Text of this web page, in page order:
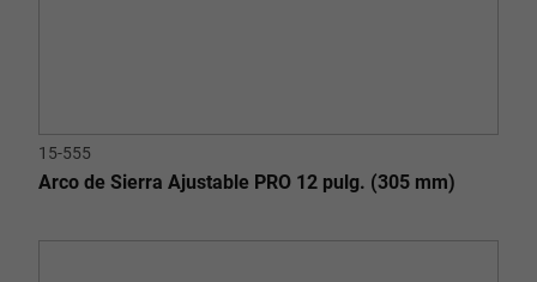
15-555
Arco de Sierra Ajustable PRO 12 pulg. (305 mm)